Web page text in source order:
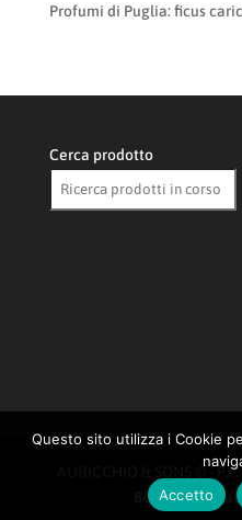
Profumi di Puglia: ficus
Cerca prodotto
AURICCHIO & SONS © -
Box SRL|
Questo sito utilizza i Cookie
Accetto